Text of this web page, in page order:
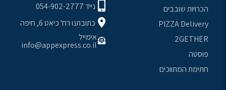
הכרויות שובבים
PIZZA Delivery
2GETHER
פוסטה
חתימת המתווכים
נייד 054-902-2777
כתובתנו רח' כיאט 6, חיפה
אימייל
info@appexpress.co.il